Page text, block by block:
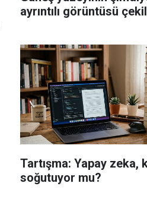
ayrıntılı görüntüsü
Tartışma: Yapay zeka,
soğutuyor mu?